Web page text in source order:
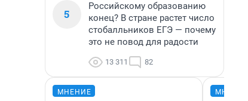
5
Российскому образованию
конец? В стране растет число
стобалльников ЕГЭ — почему
это не повод для радости
13 311 82
МНЕНИЕ